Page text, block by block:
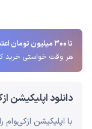
تا 300 میلیون تومان اعتبار
هر وقت خواستی خرید
دانلود اپلیکیشن
با اپلیکیشن ازکی‌وام